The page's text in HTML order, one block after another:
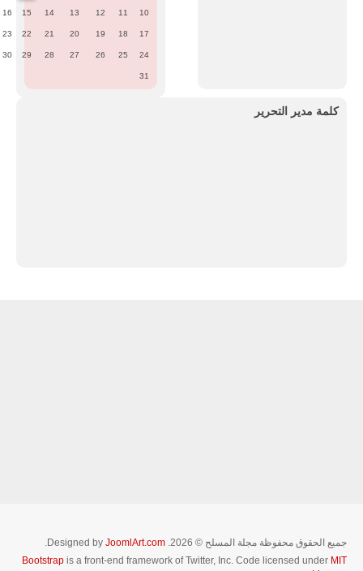
10
11
12
13
14
15
16
17
18
19
20
21
22
23
24
25
26
27
28
29
30
31
كلمة مدير التحرير
جميع الحقوق محفوظة مجلة المسلح © 2026. Designed by JoomlArt.com
.
Bootstrap is a front-end framework of Twitter, Inc. Code licensed under MIT